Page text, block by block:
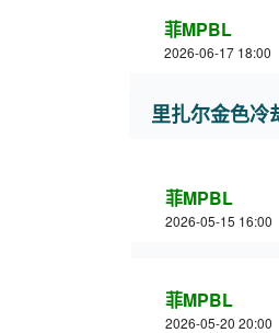
菲MPBL
2026-06-17 18:00
里扎尔金色冷
菲MPBL
2026-05-15 16:00
菲MPBL
2026-05-20 20:00